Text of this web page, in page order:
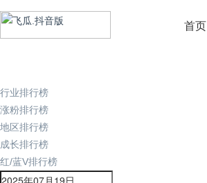
首页
行业排行榜
涨粉排行榜
地区排行榜
成长排行榜
红/蓝V排行榜